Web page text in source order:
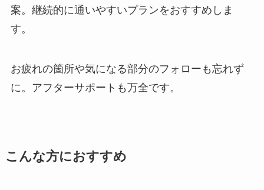
案。継続的に通いやすいプランをおすすめしま
す。
お疲れの箇所や気になる部分のフォローも忘れず
に。アフターサポートも万全です。
こんな方におすすめ